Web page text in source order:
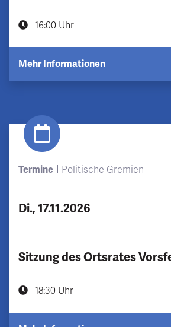
16:00 Uhr
Mehr Informationen
Termine Politische Gremien
Di., 17.11.2026
Sitzung des Ortsrates
18:30 Uhr